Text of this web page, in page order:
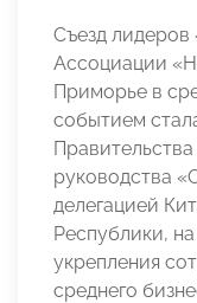
Съезд
Ассоциации
Приморье в
событием
руководства
делегацией
Республики,
укрепления
среднего